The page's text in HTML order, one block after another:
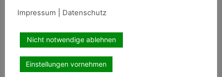
Sommerreitturnier des Reitervereins
Marschall Vorwärts Aldekerk
Mit gemischten Gefühlen blickten die Verantwortlichen des
Impressum
Datenschutz
Nicht notwendige ablehnen
Einstellungen vornehmen